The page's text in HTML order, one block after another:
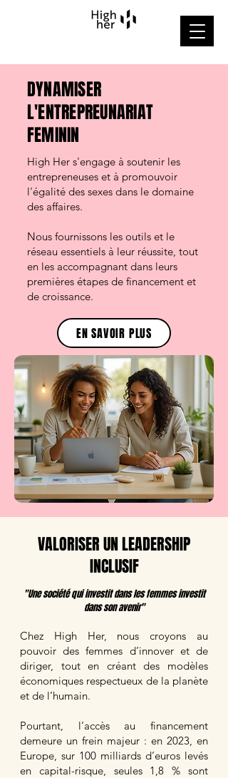
DYNAMISER
L'ENTREPREUNARIAT
FEMININ
High Her s'engage à soutenir les
entrepreneuses et à promouvoir
l'égalité des sexes dans le domaine
des affaires.
Nous fournissons les outils et le
réseau essentiels à leur réussite, tout
en les accompagnant dans leurs
premières étapes de financement et
de croissance.
EN SAVOIR PLUS
VALORISER UN LEADERSHIP
INCLUSIF
"Une société qui investit dans les femmes investit
dans son avenir"
Chez High Her, nous croyons au
pouvoir des femmes d’innover et de
diriger, tout en créant des modèles
économiques respectueux de la planète
et de l’humain.
Pourtant, l’accès au financement
demeure un frein majeur : en 2023, en
Europe, sur 100 milliards d’euros levés
en capital-risque, seules 1,8 % sont